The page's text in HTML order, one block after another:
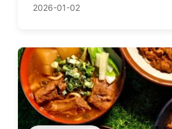
2026-01-02